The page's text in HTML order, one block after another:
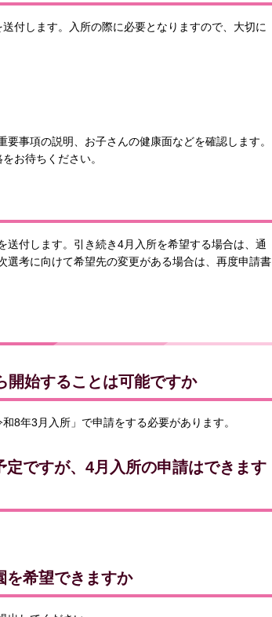
付します。入所の際に必要となりますので、大切に
事項の説明、お子さんの健康面などを確認します。
お待ちください。
付します。引き続き4月入所を希望する場合は、通
考に向けて希望先の変更がある場合は、再度申請書
開始することは可能ですか
8年3月入所」で申請をする必要があります。
ですが、4月入所の申請はできます
を希望できますか